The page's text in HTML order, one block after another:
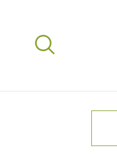
recherche